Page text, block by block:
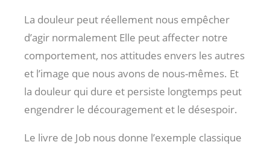
La douleur peut réellement nous empêcher
d’agir normalement Elle peut affecter notre
comportement, nos attitudes envers les autres
et l’image que nous avons de nous-mêmes. Et
la douleur qui dure et persiste longtemps peut
engendrer le découragement et le désespoir.
Le livre de Job nous donne l’exemple classique